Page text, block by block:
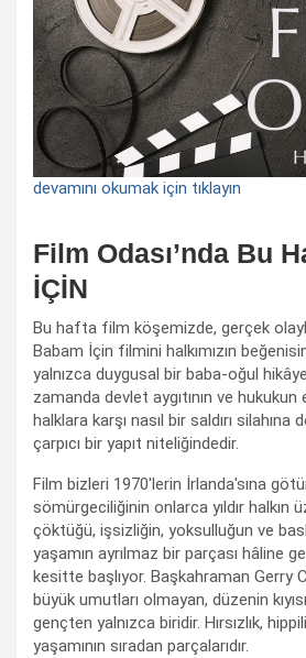
devamını okumak için tıklayın
Film Odası’nda Bu
İÇİN
Bu hafta film köşemizde, gerçek
Babam İçin filmini halkımızın
yalnızca duygusal bir baba-oğul
zamanda devlet aygıtının ve
halklara karşı nasıl bir saldırı
çarpıcı bir yapıt niteliğindedir.
Film bizleri 1970'lerin İrlanda'sına
sömürgeciliğinin onlarca yıldır halkın
çöktüğü, işsizliğin, yoksulluğun ve
yaşamın ayrılmaz bir parçası hâline
kesitte başlıyor. Başkahraman Gerry
büyük umutları olmayan, düzenin
gençten yalnızca biridir. Hırsızlık,
yaşamının sıradan parçalarıdır.